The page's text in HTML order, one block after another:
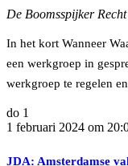
De Boomsspijker
In het kort Wanneer
een werkgroep in
werkgroep te regelen
do 1
1 februari 2024 om
JDA: Amsterdamse